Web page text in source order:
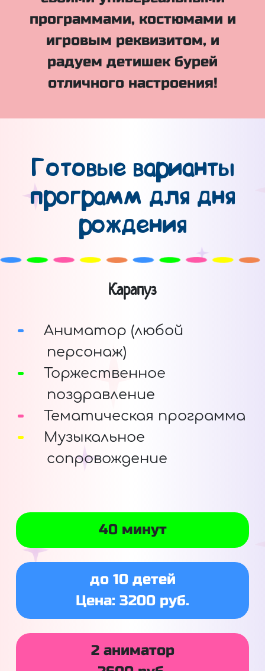
программами, костюмами и
игровым реквизитом, и
радуем детишек бурей
отличного настроения!
Готовые варианты
программ для дня
рождения
Карапуз
Аниматор (любой
персонаж)
Торжественное
поздравление
Тематическая программа
Музыкальное
сопровождение
40 минут
до 10 детей
Цена: 3200 руб.
2 аниматор